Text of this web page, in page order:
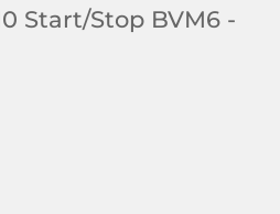
Start/Stop BVM6 -